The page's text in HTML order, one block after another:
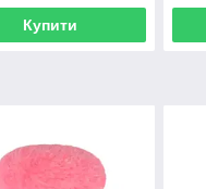
Купити